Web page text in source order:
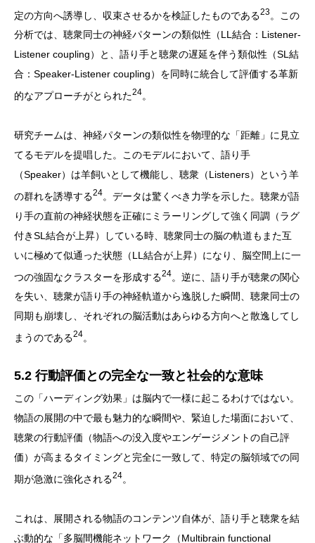
定の方向へ誘導し、収束させるかを検証したものである23。この
分析では、聴衆同士の神経パターンの類似性（LL結合：Listener-
Listener coupling）と、語り手と聴衆の遅延を伴う類似性（SL結
合：Speaker-Listener coupling）を同時に統合して評価する革新
的なアプローチがとられた24。
研究チームは、神経パターンの類似性を物理的な「距離」に見立
てるモデルを提唱した。このモデルにおいて、語り手
（Speaker）は羊飼いとして機能し、聴衆（Listeners）という羊
の群れを誘導する24。データは驚くべき力学を示した。聴衆が語
り手の直前の神経状態を正確にミラーリングして強く同調（ラグ
付きSL結合が上昇）している時、聴衆同士の脳の軌道もまた互
いに極めて似通った状態（LL結合が上昇）になり、脳空間上に一
つの強固なクラスターを形成する24。逆に、語り手が聴衆の関心
を失い、聴衆が語り手の神経軌道から逸脱した瞬間、聴衆同士の
同期も崩壊し、それぞれの脳活動はあらゆる方向へと散逸してし
まうのである24。
5.2 行動評価との完全な一致と社会的な意味
この「ハーディング効果」は脳内で一様に起こるわけではない。
物語の展開の中で最も魅力的な瞬間や、緊迫した場面において、
聴衆の行動評価（物語への没入度やエンゲージメントの自己評
価）が高まるタイミングと完全に一致して、特定の脳領域での同
期が急激に強化される24。
これは、展開される物語のコンテンツ自体が、語り手と聴衆を結
ぶ動的な「多脳間機能ネットワーク（Multibrain functional